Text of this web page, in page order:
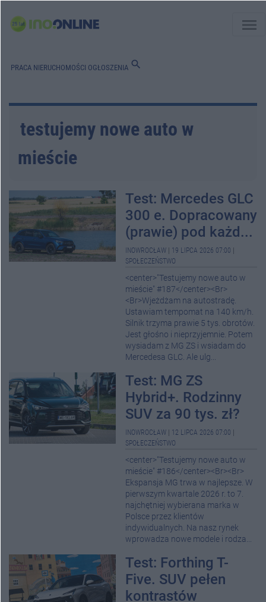
menu
PRACA NIERUCHOMOŚCI OGŁOSZENIA search
testujemy nowe auto w
mieście
Test: Mercedes GLC
300 e. Dopracowany
(prawie) pod każd...
INOWROCŁAW 19 LIPCA 2026 07:00
SPOŁECZEŃSTWO
<center>"Testujemy nowe auto w
mieście" #187</center><Br>
<Br>Wjeżdżam na autostradę.
Ustawiam tempomat na 140 km/h.
Silnik trzyma prawie 5 tys. obrotów.
Jest głośno i nieprzyjemnie. Potem
wysiadam z MG ZS i wsiadam do
Mercedesa GLC. Ale ulg...
Test: MG ZS
Hybrid+. Rodzinny
SUV za 90 tys. zł?
INOWROCŁAW 12 LIPCA 2026 07:00
SPOŁECZEŃSTWO
<center>"Testujemy nowe auto w
mieście" #186</center><Br><Br>
Ekspansja MG trwa w najlepsze. W
pierwszym kwartale 2026 r. to 7.
najchętniej wybierana marka w
Polsce przez klientów
indywidualnych. Na nasz rynek
wprowadza nowe modele i rodza...
Test: Forthing T-
Five. SUV pełen
kontrastów